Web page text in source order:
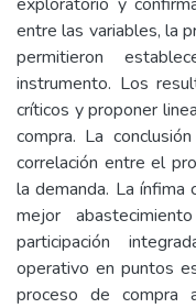
entre las variables, la
permitieron
instrumento. Los
críticos y proponer
compra. La
correlación entre el
la demanda. La
mejor
participación
operativo en puntos
proceso de compra